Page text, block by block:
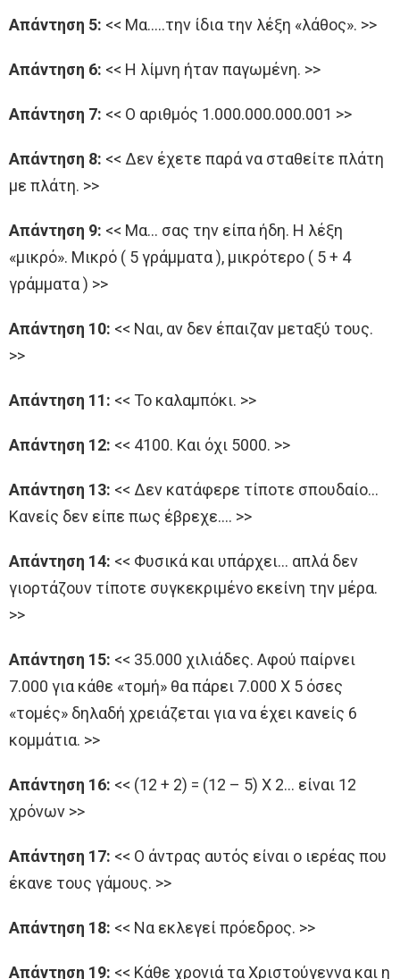
Απάντηση 5: << Μα…..την ίδια την λέξη «λάθος». >>
Απάντηση 6: << Η λίμνη ήταν παγωμένη. >>
Απάντηση 7: << Ο αριθμός 1.000.000.000.001 >>
Απάντηση 8: << Δεν έχετε παρά να σταθείτε πλάτη
με πλάτη. >>
Απάντηση 9: << Μα… σας την είπα ήδη. Η λέξη
«μικρό». Μικρό ( 5 γράμματα ), μικρότερο ( 5 + 4
γράμματα ) >>
Απάντηση 10: << Ναι, αν δεν έπαιζαν μεταξύ τους.
>>
Απάντηση 11: << Το καλαμπόκι. >>
Απάντηση 12: << 4100. Και όχι 5000. >>
Απάντηση 13: << Δεν κατάφερε τίποτε σπουδαίο…
Κανείς δεν είπε πως έβρεχε…. >>
Απάντηση 14: << Φυσικά και υπάρχει… απλά δεν
γιορτάζουν τίποτε συγκεκριμένο εκείνη την μέρα.
>>
Απάντηση 15: << 35.000 χιλιάδες. Αφού παίρνει
7.000 για κάθε «τομή» θα πάρει 7.000 Χ 5 όσες
«τομές» δηλαδή χρειάζεται για να έχει κανείς 6
κομμάτια. >>
Απάντηση 16: << (12 + 2) = (12 – 5) Χ 2… είναι 12
χρόνων >>
Απάντηση 17: << Ο άντρας αυτός είναι ο ιερέας που
έκανε τους γάμους. >>
Απάντηση 18: << Να εκλεγεί πρόεδρος. >>
Απάντηση 19: << Κάθε χρονιά τα Χριστούγεννα και η